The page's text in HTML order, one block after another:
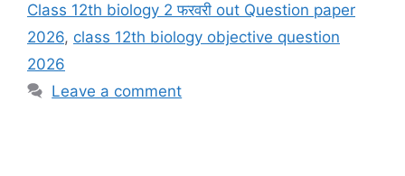
Class 12th biology 2 फरवरी out Question paper
2026, class 12th biology objective question
2026
Leave a comment